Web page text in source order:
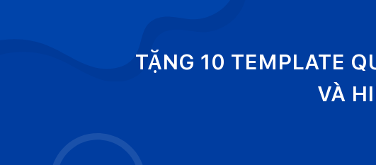
TẶNG 10 TEMPLATE
VÀ